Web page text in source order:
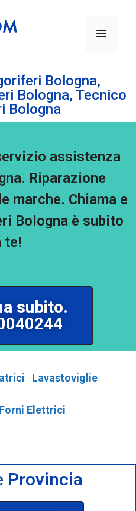
Bologna,
Bologna, Tecnico
Bologna
assistenza
Riparazione
marche. Chiama e
Bologna è subito
te!
subito.
Lavastoviglie
Forni Elettrici
Provincia